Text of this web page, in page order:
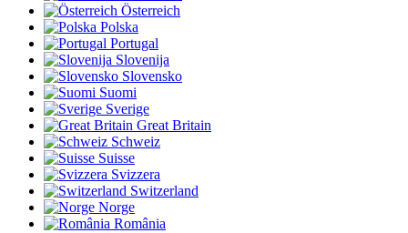
Österreich
Polska
Portugal
Slovenija
Slovensko
Suomi
Sverige
Great Britain
Schweiz
Suisse
Svizzera
Switzerland
Norge
România